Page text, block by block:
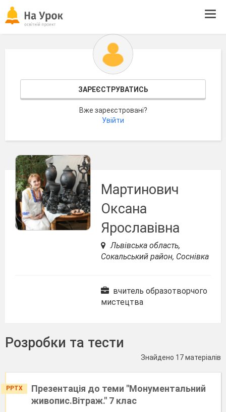
ЗАРЕЄСТРУВАТИСЬ
Вже зареєстровані?
Увійти
Мартинович
Оксана
Ярославівна
Львівська область,
Сокальський район, Соснівка
вчитель образотворчого
мистецтва
Розробки та тести
Знайдено 17 матеріалів
PPTX
Презентація до теми "Монументальний
живопис.Вітраж." 7 клас